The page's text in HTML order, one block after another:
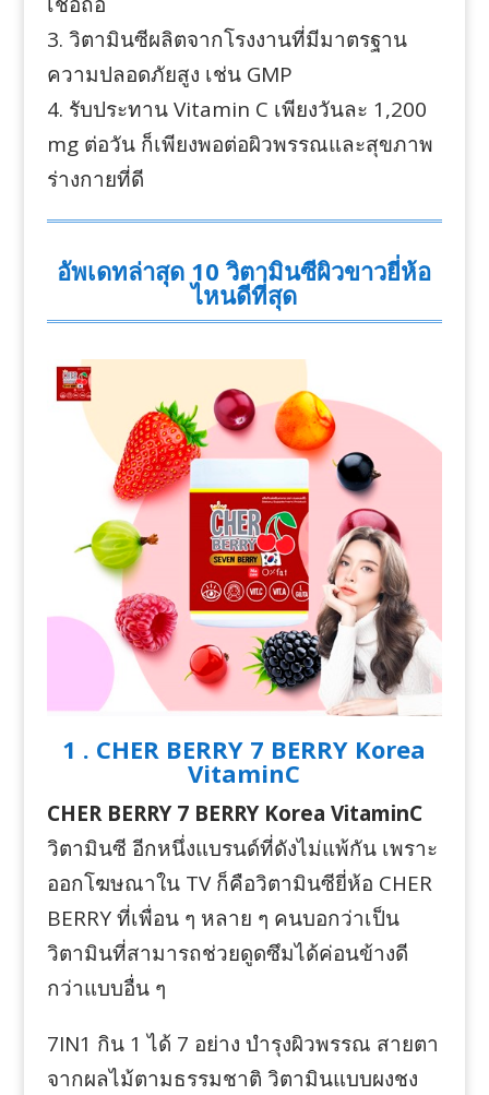
3. วิตามินซีผลิตจากโรงงานที่มีมาตรฐาน
ความปลอดภัยสูง เช่น GMP
4. รับประทาน Vitamin C เพียงวันละ 1,200
mg ต่อวัน ก็เพียงพอต่อผิวพรรณและสุขภาพ
ร่างกายที่ดี
อัพเดทล่าสุด 10 วิตามินซีผิวขาวยี่ห้อ
ไหนดีที่สุด
1 . CHER BERRY 7 BERRY Korea
VitaminC
CHER BERRY 7 BERRY Korea VitaminC
วิตามินซี อีกหนึ่งแบรนด์ที่ดังไม่แพ้กัน เพราะ
ออกโฆษณาใน TV ก็คือวิตามินซียี่ห้อ CHER
BERRY ที่เพื่อน ๆ หลาย ๆ คนบอกว่าเป็น
วิตามินที่สามารถช่วยดูดซึมได้ค่อนข้างดี
กว่าแบบอื่น ๆ
7IN1 กิน 1 ได้ 7 อย่าง บำรุงผิวพรรณ สายตา
จากผลไม้ตามธรรมชาติ วิตามินแบบผงชง